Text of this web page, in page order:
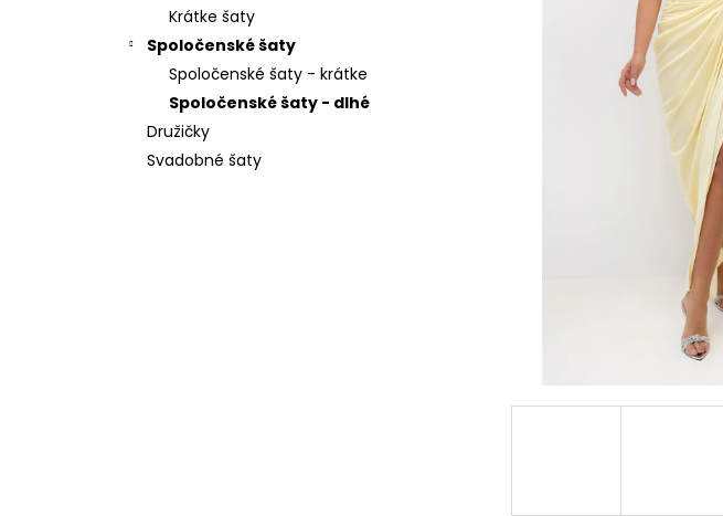
Krátke šaty
Spoločenské šaty
Spoločenské šaty - krátke
Spoločenské šaty - dlhé
Družičky
Svadobné šaty